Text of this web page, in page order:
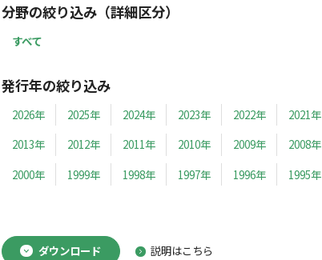
分野の絞り込み（詳細区分）
すべて
発行年の絞り込み
2026年 2025年 2024年 2023年 2022年 2021年
2013年
2012年 2011年 2010年 2009年 2008年
2000年
1999年 1998年 1997年 1996年 1995年
ダウンロード 説明はこちら